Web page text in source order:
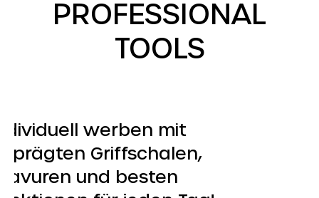
PROFESSIONAL
TOOLS
werben mit
Griffschalen,
und besten